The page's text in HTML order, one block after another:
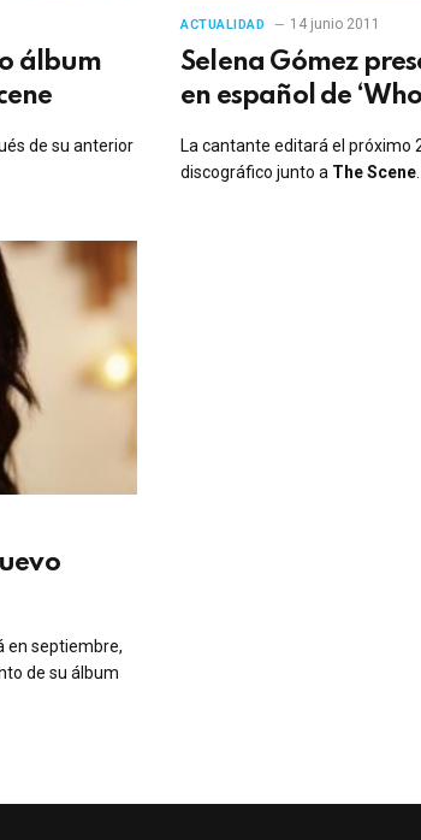
álbum
de su anterior
ACTUALIDAD 14 junio 2011
Selena Gómez
en español de ‘Who
La cantante editará el próximo
discográfico junto a The Scene
en septiembre,
de su álbum